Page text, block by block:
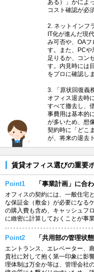
ある）」かによ
コスト確認が必
2. ネットインフ
IT化が進んだ現
み可否や、OAフ
す。また、PCや
足りるか、コン
す。内見時には
をプロに確認し
3. 「原状回復義
オフィス退去時
すべて撤去し、
事費用は基本的
が多いため、想
契約時に「どこ
が、将来の退去
賃貸オフィス選びの重要
Point1 「事業計画」に合
オフィスの契約には、一般住宅
な保証金（敷金）が必要になる
の購入費も含め、キャッシュフ
に緻密に計算しておくことが事
Point2 「共用部の管理状
エントランス、エレベーター、
貴社に対して抱く第一印象に影
理体制は万全か等は、管理会社